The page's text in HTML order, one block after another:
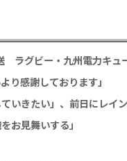
り感謝しております」
お見舞いする」